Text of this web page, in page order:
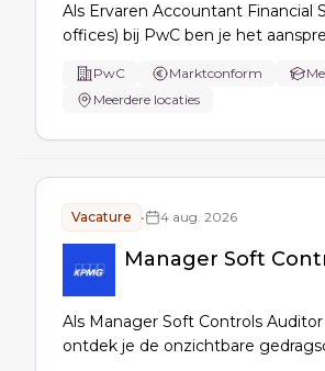
Als Ervaren Accountant Financial
offices) bij PwC ben je het
afronding van audits. Je begeleidt
collega's, en werkt samen met
PwC Marktconform
Meerdere locaties
Vacature • 4 aug. 2026
Manager Soft
Als Manager Soft Controls
ontdek je de onzichtbare